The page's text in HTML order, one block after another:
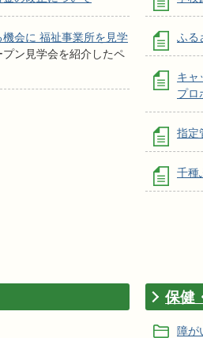
会に 福祉事業所を見学
ン見学会を紹介したペ
ふる
キャ
プロ
指定
千種
保健
障が